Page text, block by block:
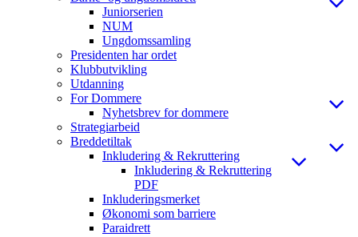
Juniorserien
NUM
Ungdomssamling
Presidenten har ordet
Klubbutvikling
Utdanning
For Dommere
Nyhetsbrev for dommere
Strategiarbeid
Breddetiltak
Inkludering & Rekruttering
Inkludering & Rekruttering
PDF
Inkluderingsmerket
Økonomi som barriere
Paraidrett